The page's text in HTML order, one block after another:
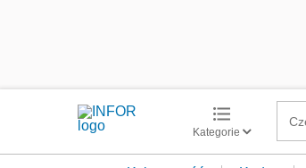
Kategorie